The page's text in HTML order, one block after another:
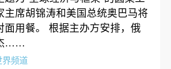
主席胡锦涛和美国总统奥巴马将
面用餐。 根据主办方安排，俄
……
界频道